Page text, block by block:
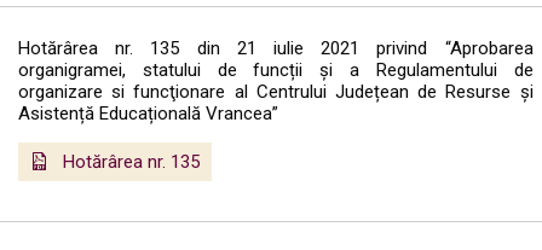
Hotărârea nr. 135 din 21 iulie 2021 privind “Aprobarea
organigramei, statului de funcții și a Regulamentului de
organizare si funcţionare al Centrului Județean de Resurse și
Asistență Educațională Vrancea”
Hotărârea nr. 135